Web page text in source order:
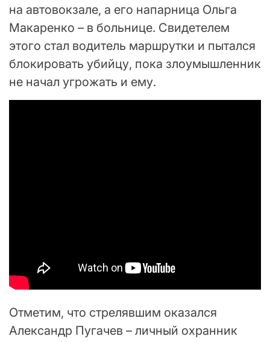
на автовокзале, а его напарница Ольга
Макаренко – в больнице. Свидетелем
этого стал водитель маршрутки и пытался
блокировать убийцу, пока злоумышленник
не начал угрожать и ему.
Отметим, что стрелявшим оказался
Александр Пугачев – личный охранник